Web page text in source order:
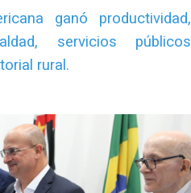
ganó productividad,
servicios públicos
rural.